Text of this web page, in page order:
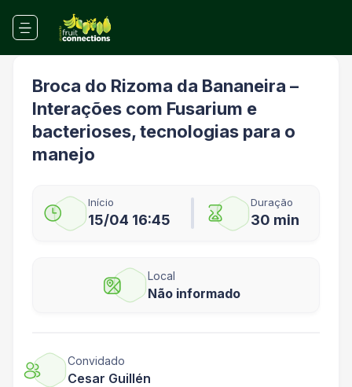
Broca do Rizoma da Bananeira –
Interações com Fusarium e
bacterioses, tecnologias para o
manejo
Início
15/04 16:45
Duração
30 min
Local
Não informado
Convidado
Cesar Guillén